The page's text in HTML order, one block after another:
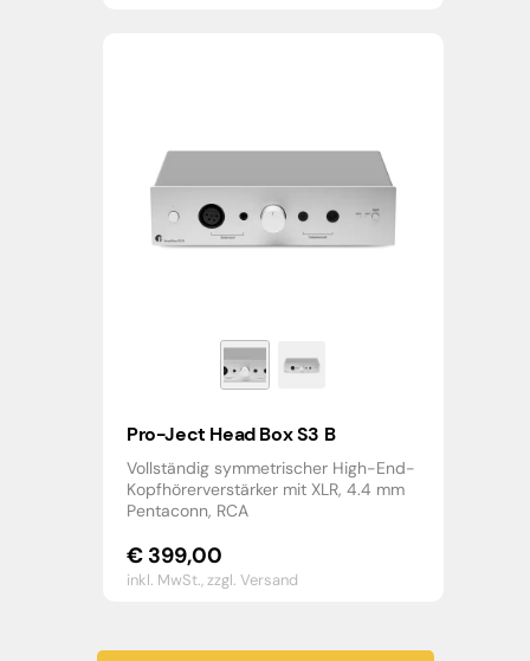
Pro-Ject Head Box S3 B
Vollständig symmetrischer High-End-
Kopfhörerverstärker mit XLR, 4.4 mm
Pentaconn, RCA
€ 399,00
inkl. MwSt.,zzgl. Versand